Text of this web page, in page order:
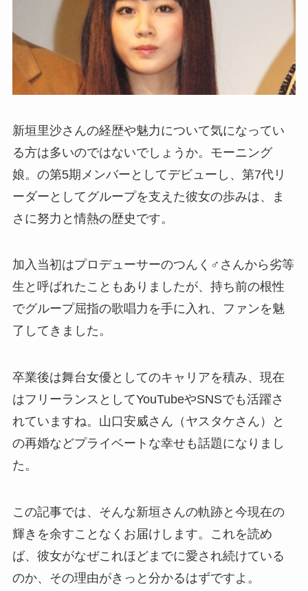
新垣里沙さんの経歴や魅力について気になってい
る方は多いのではないでしょうか。モーニング
娘。の第5期メンバーとしてデビューし、第7代リ
ーダーとしてグループを支えた彼女の歩みは、ま
さに努力と情熱の歴史です。
加入当初はプロデューサーのつんく♂さんから劣等
生と呼ばれたこともありましたが、持ち前の根性
でグループ屈指の歌唱力を手に入れ、ファンを魅
了してきました。
卒業後は舞台女優としてのキャリアを積み、現在
はフリーランスとしてYouTubeやSNSでも活躍さ
れていますね。山口安威さん（ヤスタケさん）と
の再婚などプライベートな幸せも話題になりまし
た。
この記事では、そんな新垣さんの軌跡と今現在の
輝きを余すことなくお届けします。これを読め
ば、彼女がなぜこれほどまでに愛され続けている
のか、その理由がきっと分かるはずですよ。